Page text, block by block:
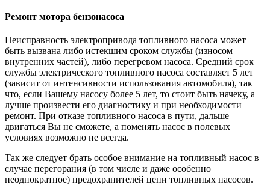
Ремонт мотора бензонасоса
Неисправность электропривода топливного насоса может
быть вызвана либо истекшим сроком службы (износом
внутренних частей), либо перегревом насоса. Средний срок
службы электрического топливного насоса составляет 5 лет
(зависит от интенсивности использования автомобиля), так
что, если Вашему насосу более 5 лет, то стоит быть начеку, а
лучше произвести его диагностику и при необходимости
ремонт. При отказе топливного насоса в пути, дальше
двигаться Вы не сможете, а поменять насос в полевых
условиях возможно не всегда.
Так же следует брать особое внимание на топливный насос в
случае перегорания (в том числе и даже особенно
неоднократное) предохранителей цепи топливных насосов.